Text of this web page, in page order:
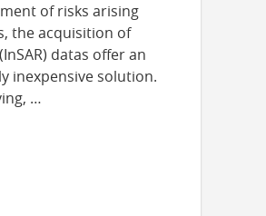
of risks arising
the acquisition of
datas offer an
inexpensive solution.
…